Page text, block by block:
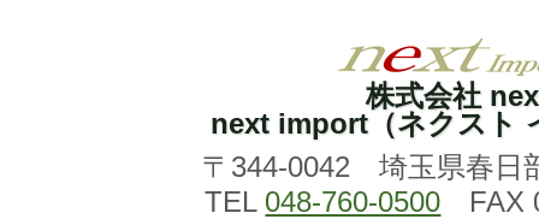
株式会社
next import（ネクスト
〒344-0042 埼玉県春日
TEL 048-760-0500 FAX